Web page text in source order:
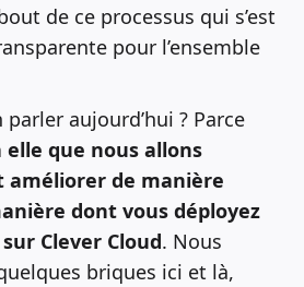
de ce processus qui s’est
pour l’ensemble
aujourd’hui ? Parce
elle que nous allons
améliorer de manière
dont vous déployez
Clever Cloud. Nous
briques ici et là,